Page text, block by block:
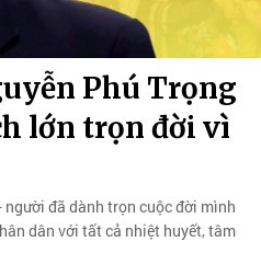
Phú Trọng
lớn trọn đời vì
người đã dành trọn cuộc đời mình
dân với tất cả nhiệt huyết, tâm